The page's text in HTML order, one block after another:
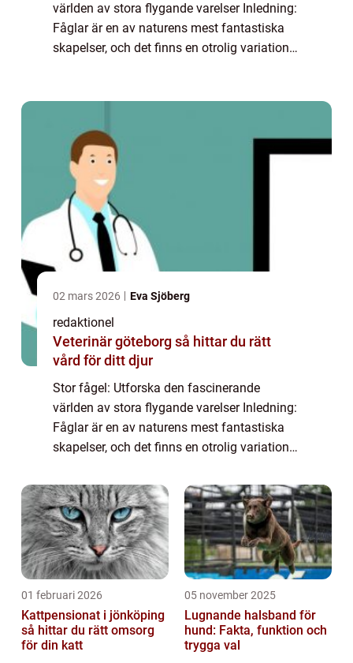
världen av stora flygande varelser Inledning:
Fåglar är en av naturens mest fantastiska
skapelser, och det finns en otrolig variation
02 mars 2026 Eva Sjöberg
redaktionel
Veterinär göteborg så hittar du rätt
vård för ditt djur
Stor fågel: Utforska den fascinerande
världen av stora flygande varelser Inledning:
Fåglar är en av naturens mest fantastiska
skapelser, och det finns en otrolig variation
vi att fokusera på en specifik gr...
01 februari 2026
Kattpensionat i jönköping
så hittar du rätt omsorg
för din katt
05 november 2025
Lugnande halsband för
hund: Fakta, funktion och
trygga val